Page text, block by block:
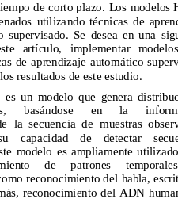
mpo de corto plazo. Los modelos
utilizando técnicas de
supervisado. Se desea en una
artículo, implementar m
de aprendizaje automático
resultados de este estudio.
es un modelo que genera distrib
basándose en la infor
la secuencia de muestras
capacidad de detectar
te modelo es ampliamente
de patrones
mo reconocimiento del habla,
reconocimiento del ADN